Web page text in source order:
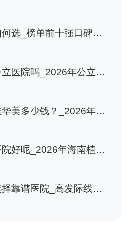
推荐！_2026年青岛鬓
选_榜单前十强口碑、
，附2026年新植发技
医院吗_2026年公立植
从江阴市人民医院到中
美多少钱？_2026年徐
全揭秘，从技术差异、
好呢_2026年海南植发
与医院选择全攻略，附
靠谱医院_高发际线矫
比，附价格明细与真人